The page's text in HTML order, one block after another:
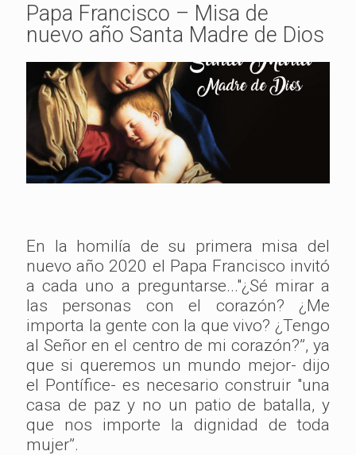
Papa Francisco – Misa de
nuevo año Santa Madre de Dios
En la homilía de su primera misa del
nuevo año 2020 el Papa Francisco invitó
a cada uno a preguntarse..."¿Sé mirar a
las personas con el corazón? ¿Me
importa la gente con la que vivo? ¿Tengo
al Señor en el centro de mi corazón?”, ya
que si queremos un mundo mejor- dijo
el Pontífice- es necesario construir "una
casa de paz y no un patio de batalla, y
que nos importe la dignidad de toda
mujer”.